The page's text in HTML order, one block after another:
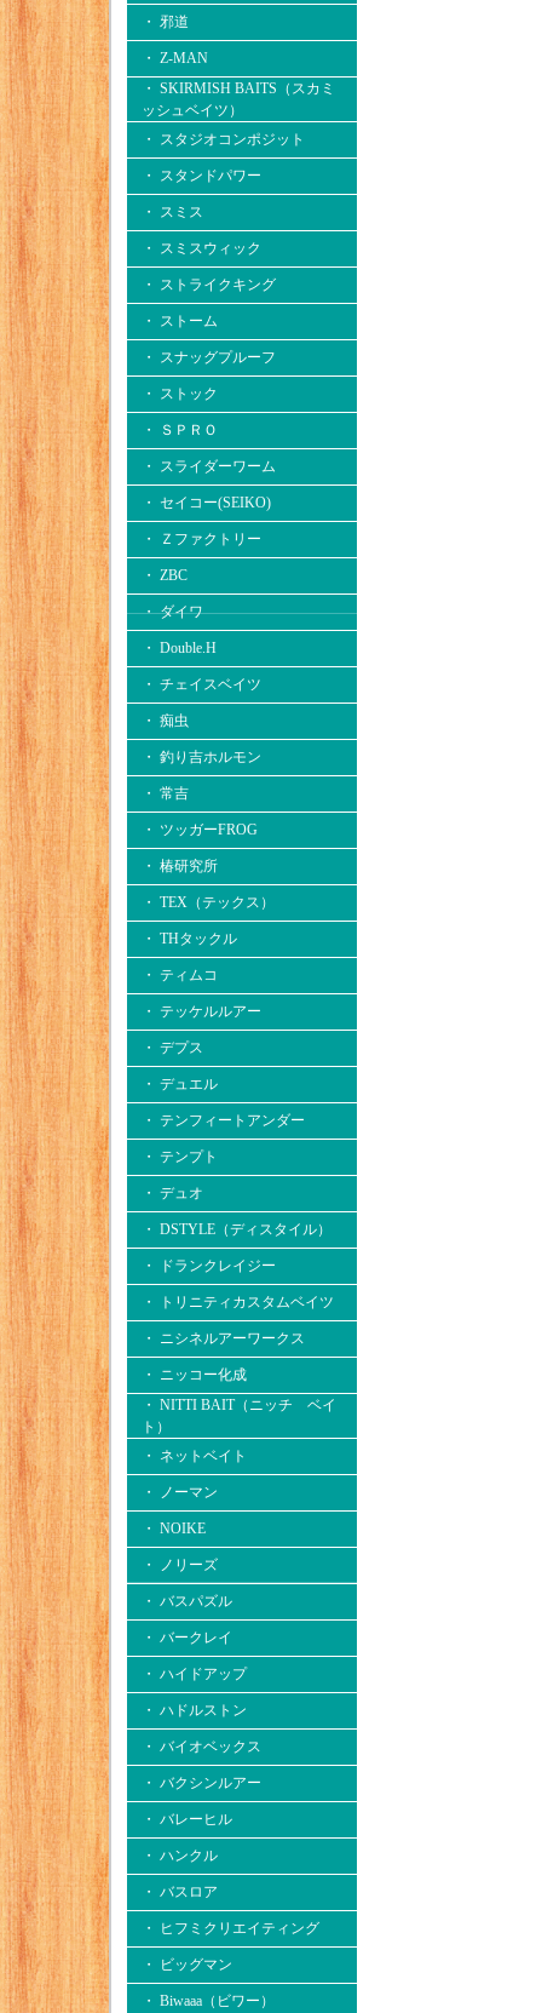
・ 邪道
・ Z-MAN
・ SKIRMISH BAITS（スカミ
ッシュベイツ）
・ スタジオコンポジット
・ スタンドパワー
・ スミス
・ スミスウィック
・ ストライクキング
・ ストーム
・ スナッグプルーフ
・ ストック
・ ＳＰＲＯ
・ スライダーワーム
・ セイコー(SEIKO)
・ Ｚファクトリー
・ ZBC
・ ダイワ
・ Double.H
・ チェイスベイツ
・ 痴虫
・ 釣り吉ホルモン
・ 常吉
・ ツッガーFROG
・ 椿研究所
・ TEX（テックス）
・ THタックル
・ ティムコ
・ テッケルルアー
・ デプス
・ デュエル
・ テンフィートアンダー
・ テンプト
・ デュオ
・ DSTYLE（ディスタイル）
・ ドランクレイジー
・ トリニティカスタムベイツ
・ ニシネルアーワークス
・ ニッコー化成
・ NITTI BAIT（ニッチ ベイ
ト）
・ ネットベイト
・ ノーマン
・ NOIKE
・ ノリーズ
・ バスパズル
・ バークレイ
・ ハイドアップ
・ ハドルストン
・ バイオベックス
・ バクシンルアー
・ バレーヒル
・ ハンクル
・ バスロア
・ ヒフミクリエイティング
・ ビッグマン
・ Biwaaa（ビワー）